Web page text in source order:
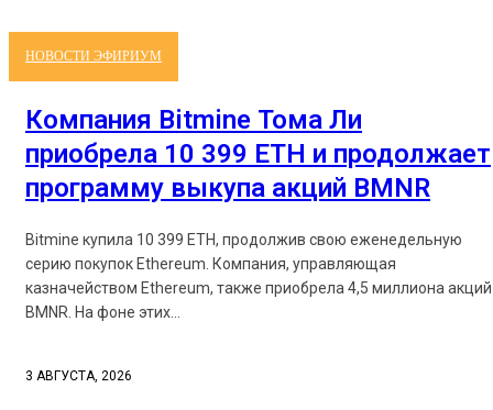
НОВОСТИ ЭФИРИУМ
Компания Bitmine Тома Ли
приобрела 10 399 ETH и продолжает
программу выкупа акций BMNR
Bitmine купила 10 399 ETH, продолжив свою еженедельную
серию покупок Ethereum. Компания, управляющая
казначейством Ethereum, также приобрела 4,5 миллиона акций
BMNR. На фоне этих...
3 АВГУСТА, 2026